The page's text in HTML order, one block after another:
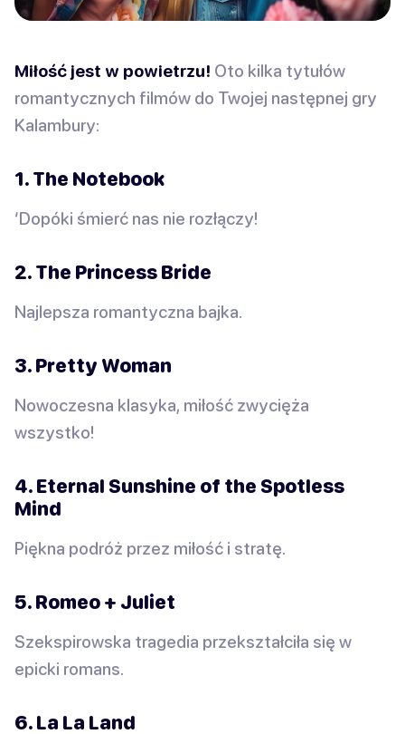
Miłość jest w powietrzu! Oto kilka tytułów
romantycznych filmów do Twojej następnej gry
Kalambury:
1. The Notebook
‘Dopóki śmierć nas nie rozłączy!
2. The Princess Bride
Najlepsza romantyczna bajka.
3. Pretty Woman
Nowoczesna klasyka, miłość zwycięża
wszystko!
4. Eternal Sunshine of the Spotless
Mind
Piękna podróż przez miłość i stratę.
5. Romeo + Juliet
Szekspirowska tragedia przekształciła się w
epicki romans.
6. La La Land